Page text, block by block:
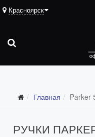
Красноярск
Главная Parker
РУЧКИ